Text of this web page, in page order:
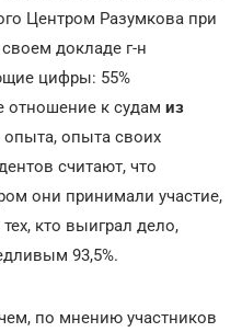
Центром Разумкова при
докладе г-н
цифры: 55%
к судам из
опыта, опыта своих
считают, что
они принимали участие,
кто выиграл дело,
93,5%.
по мнению участников